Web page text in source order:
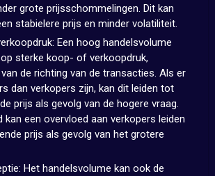
grote prijsschommelingen. Dit kan
stabielere prijs en minder volatiliteit.
Een hoog handelsvolume
sterke koop- of verkoopdruk,
de richting van de transacties. Als er
dan verkopers zijn, kan dit leiden tot
prijs als gevolg van de hogere vraag.
kan een overvloed aan verkopers leiden
prijs als gevolg van het grotere
Het handelsvolume kan ook de